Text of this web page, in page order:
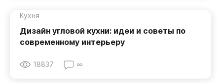
Кухня
Дизайн угловой кухни: идеи и советы по
современному интерьеру
18837 ∞